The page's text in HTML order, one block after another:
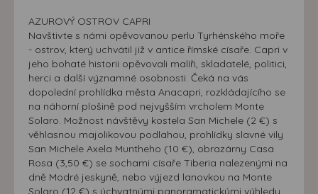
AZUROVÝ OSTROV CAPRI
Navštivte s námi opěvovanou perlu Tyrhénského moře
- ostrov, který uchvátil již v antice římské císaře. Capri v
jeho bohaté historii opěvovali malíři, skladatelé, politici,
herci a další významné osobnosti. Čeká na vás
dopolední prohlídka města Anacapri, rozkládajícího se
na náhorní plošině pod nejvyšším vrcholem Monte
Solaro. Možnost návštěvy kostela San Michele (2 €) s
věhlasnou majolikovou podlahou, prohlídky slavné vily
San Michele Axela Muntheho (10 €), obrazárny Casa
Rosa (3,50 €) se sochami císaře Tiberia nalezenými na
dně Modré jeskyně, nebo výjezd lanovkou na Monte
Solaro (12 €) s úchvatnými panoramatickými výhledy